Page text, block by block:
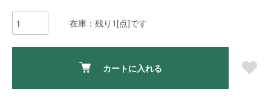
在庫：残り1[点]です
カートに入れる